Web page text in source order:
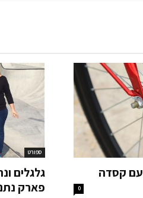
עם קסדה
0
ספורט
גלגלים
פארק